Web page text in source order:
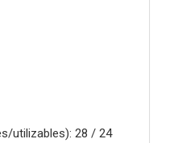
utilizables): 28 / 24